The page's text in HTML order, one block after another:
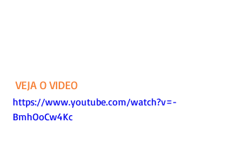
VEJA O VIDEO
https://www.youtube.com/watch?v=-
BmhOoCw4Kc